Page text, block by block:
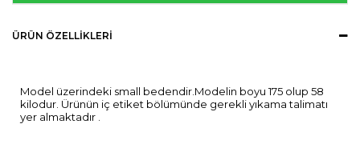
ÜRÜN ÖZELLIKLERI
Model üzerindeki small bedendir.Modelin boyu 175 olup 58
kilodur. Ürünün iç etiket bölümünde gerekli yıkama talimatı
yer almaktadır .